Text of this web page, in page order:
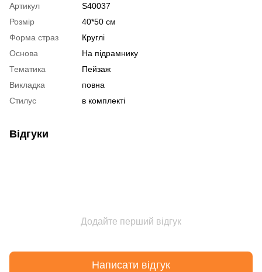
Артикул
S40037
Розмір
40*50 см
Форма страз
Круглі
Основа
На підрамнику
Тематика
Пейзаж
Викладка
повна
Стилус
в комплекті
Відгуки
Додайте перший відгук
Написати відгук